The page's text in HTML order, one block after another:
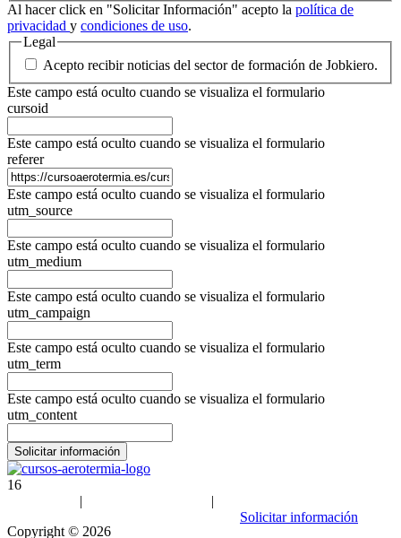
Solicitar información
Al hacer click en "Solicitar Información" acepto la política de
privacidad y condiciones de uso.
Legal
Acepto recibir noticias del sector de formación de Jobkiero.
Este campo está oculto cuando se visualiza el formulario
cursoid
Este campo está oculto cuando se visualiza el formulario
referer
Este campo está oculto cuando se visualiza el formulario
utm_source
Este campo está oculto cuando se visualiza el formulario
utm_medium
Este campo está oculto cuando se visualiza el formulario
utm_campaign
Este campo está oculto cuando se visualiza el formulario
utm_term
Este campo está oculto cuando se visualiza el formulario
utm_content
16
| |
Copyright © 2026